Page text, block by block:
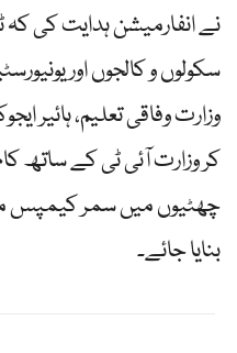
نے انفارمیشن ہدایت کی کہ
سکولوں و کالجوں اور
وزارت وفاقی تعلیم، ہائیر
کر وزارت آئی ٹی کے ساتھ
چھٹیوں میں سمر کیمپس
بنایا جائے۔